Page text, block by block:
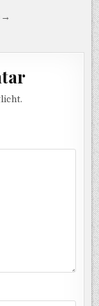
→